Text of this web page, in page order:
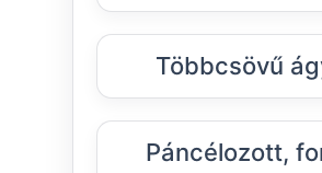
Többcsövű
Páncélozott,